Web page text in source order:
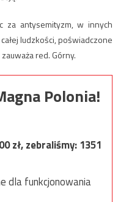
za antysemityzm, w innych
ludzkości, poświadczone
red. Górny.
Polonia!
zł, zebraliśmy:1351
dla funkcjonowania